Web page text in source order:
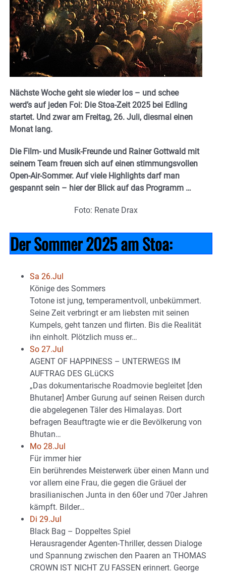
Nächste Woche geht sie wieder los – und schee
werd’s auf jeden Foi: Die Stoa-Zeit 2025 bei Edling
startet. Und zwar am Freitag, 26. Juli, diesmal einen
Monat lang.
Die Film- und Musik-Freunde und Rainer Gottwald mit
seinem Team freuen sich auf einen stimmungsvollen
Open-Air-Sommer. Auf viele Highlights darf man
gespannt sein – hier der Blick auf das Programm …
Foto: Renate Drax
Der Sommer 2025 am Stoa:
Sa 26.Jul
Könige des Sommers
Totone ist jung, temperamentvoll, unbekümmert.
Seine Zeit verbringt er am liebsten mit seinen
Kumpels, geht tanzen und flirten. Bis die Realität
ihn einholt. Plötzlich muss er…
So 27.Jul
AGENT OF HAPPINESS – UNTERWEGS IM
AUFTRAG DES GLüCKS
„Das dokumentarische Roadmovie begleitet [den
Bhutaner] Amber Gurung auf seinen Reisen durch
die abgelegenen Täler des Himalayas. Dort
befragen Beauftragte wie er die Bevölkerung von
Bhutan…
Mo 28.Jul
Für immer hier
Ein berührendes Meisterwerk über einen Mann und
vor allem eine Frau, die gegen die Gräuel der
brasilianischen Junta in den 60er und 70er Jahren
kämpft. Bilder…
Di 29.Jul
Black Bag – Doppeltes Spiel
Herausragender Agenten-Thriller, dessen Dialoge
und Spannung zwischen den Paaren an THOMAS
CROWN IST NICHT ZU FASSEN erinnert. George